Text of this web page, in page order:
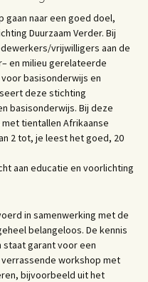
gaan naar een goed doel,
Duurzaam Verder. Bij
vrijwilligers aan de
en milieu gerelateerde
basisonderwijs en
deze stichting
basisonderwijs. Bij deze
tientallen Afrikaanse
2 tot, je leest het goed, 20
aan educatie en voorlichting
in samenwerking met de
belangeloos. De kennis
staat garant voor een
workshop met
bijvoorbeeld uit het